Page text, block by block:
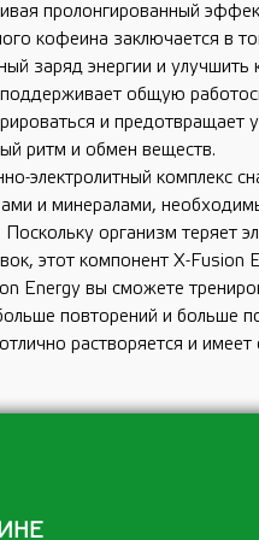
пролонгированный
кофеина заключается в
заряд энергии и
общую
и предотвращает
ритм и обмен веществ.
электролитный комплекс
и минералами,
Поскольку организм теряет
этот компонент X-Fusion
Energy вы сможете
повторений и больше
растворяется и имеет